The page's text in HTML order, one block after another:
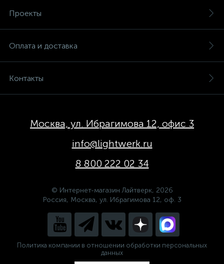
Проекты
Оплата и доставка
Контакты
Москва, ул. Ибрагимова 12, офис 3
info@lightwerk.ru
8 800 222 02 34
© Интернет-магазин Лайтверк, 2026
Россия, Москва, ул. Ибрагимова 12, оф. 3
Политика компании в отношении обработки персональных
данных